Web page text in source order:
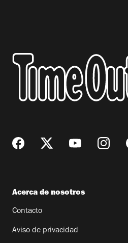
Acerca de nosotros
Contacto
Aviso de privacidad